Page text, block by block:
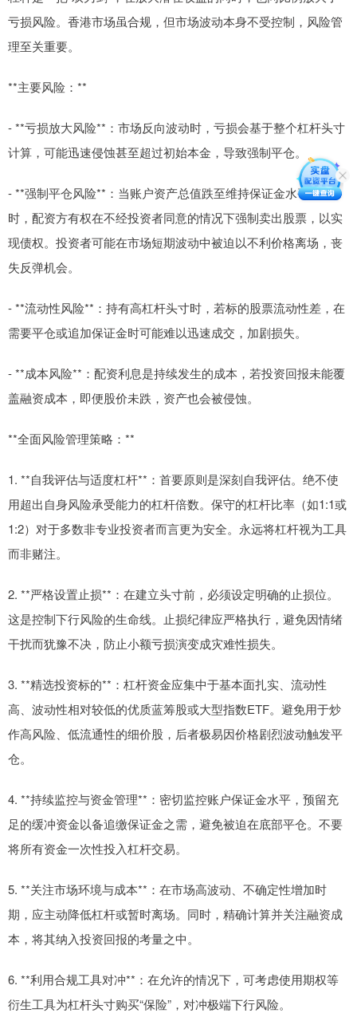
亏损风险。香港市场虽合规，但市场波动本身不受控制，风险管
理至关重要。
**主要风险：**
- **亏损放大风险**：市场反向波动时，亏损会基于整个杠杆头寸
计算，可能迅速侵蚀甚至超过初始本金，导致强制平仓。
- **强制平仓风险**：当账户资产总值跌至维持保证金水平以下
时，配资方有权在不经投资者同意的情况下强制卖出股票，以实
现债权。投资者可能在市场短期波动中被迫以不利价格离场，丧
失反弹机会。
- **流动性风险**：持有高杠杆头寸时，若标的股票流动性差，在
需要平仓或追加保证金时可能难以迅速成交，加剧损失。
- **成本风险**：配资利息是持续发生的成本，若投资回报未能覆
盖融资成本，即便股价未跌，资产也会被侵蚀。
**全面风险管理策略：**
1. **自我评估与适度杠杆**：首要原则是深刻自我评估。绝不使
用超出自身风险承受能力的杠杆倍数。保守的杠杆比率（如1:1或
1:2）对于多数非专业投资者而言更为安全。永远将杠杆视为工具
而非赌注。
2. **严格设置止损**：在建立头寸前，必须设定明确的止损位。
这是控制下行风险的生命线。止损纪律应严格执行，避免因情绪
干扰而犹豫不决，防止小额亏损演变成灾难性损失。
3. **精选投资标的**：杠杆资金应集中于基本面扎实、流动性
高、波动性相对较低的优质蓝筹股或大型指数ETF。避免用于炒
作高风险、低流通性的细价股，后者极易因价格剧烈波动触发平
仓。
4. **持续监控与资金管理**：密切监控账户保证金水平，预留充
足的缓冲资金以备追缴保证金之需，避免被迫在底部平仓。不要
将所有资金一次性投入杠杆交易。
5. **关注市场环境与成本**：在市场高波动、不确定性增加时
期，应主动降低杠杆或暂时离场。同时，精确计算并关注融资成
本，将其纳入投资回报的考量之中。
6. **利用合规工具对冲**：在允许的情况下，可考虑使用期权等
衍生工具为杠杆头寸购买“保险”，对冲极端下行风险。